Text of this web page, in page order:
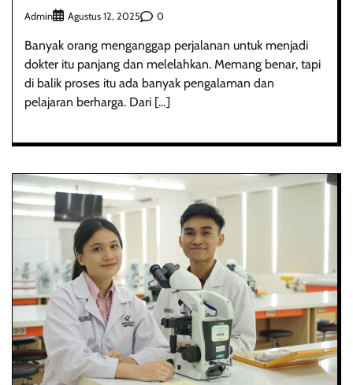
Admin Agustus 12, 2025 0
Banyak orang menganggap perjalanan untuk menjadi
dokter itu panjang dan melelahkan. Memang benar, tapi
di balik proses itu ada banyak pengalaman dan
pelajaran berharga. Dari […]